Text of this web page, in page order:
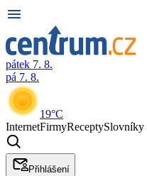
pátek 7. 8.
pá 7. 8.
19°C
InternetFirmyReceptySlovníky
Přihlášení